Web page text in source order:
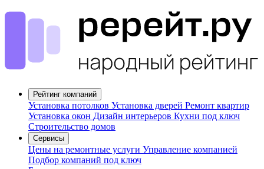
Рейтинг компаний
Установка потолков Установка дверей Ремонт квартир
Установка окон Дизайн интерьеров Кухни под ключ
Строительство домов
Сервисы
Цены на ремонтные услуги Управление компанией
Подбор компаний под ключ